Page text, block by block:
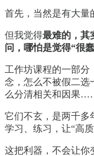
首先，当然是有大量
但我觉得最难的，其
问，哪怕是觉得“很
工作坊课程的一部分
念，怎么不被假二选
么分清相关和因果
它们不玄，是两千多
学习、练习，让“高
这把利器，不会让你